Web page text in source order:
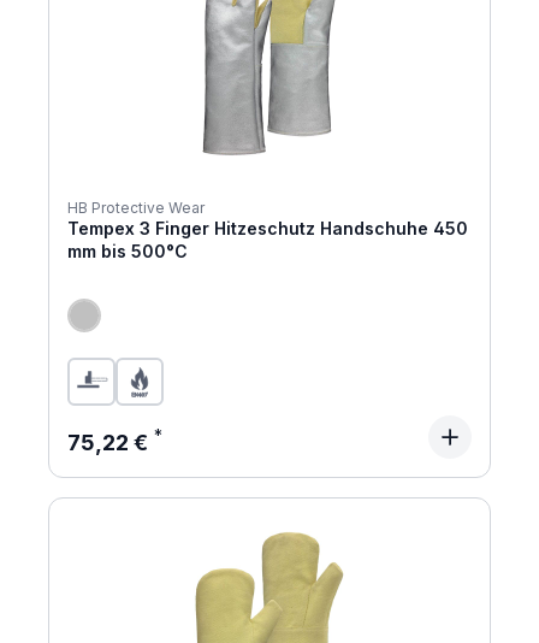
HB Protective Wear
Tempex 3 Finger Hitzeschutz Handschuhe 450
mm bis 500°C
Regulärer Preis:
75,22 €